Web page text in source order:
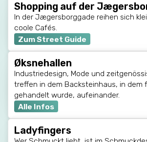
Shopping auf der
In der Jægersborggade reihen sich
coole Cafés.
Zum Street Guide
Øksnehallen
Industriedesign, Mode und
treffen in dem Backsteinhaus, in dem
gehandelt wurde, aufeinander.
Alle Infos
Ladyfingers